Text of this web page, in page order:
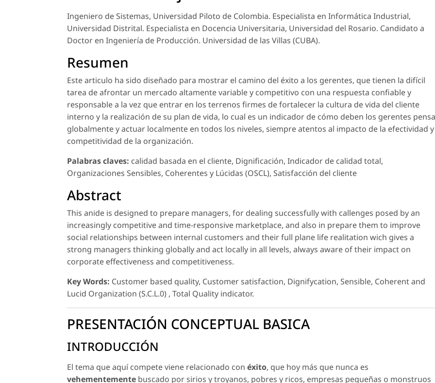
Ingeniero de Sistemas, Universidad Piloto de Colombia. Especialista en Informática Industrial,
Universidad Distrital. Especialista en Docencia Universitaria, Universidad del Rosario. Candidato a
Doctor en Ingeniería de Producción. Universidad de las Villas (CUBA).
Resumen
Este articulo ha sido diseñado para mostrar el camino del éxito a los gerentes, que tienen la difícil
tarea de afrontar un mercado altamente variable y competitivo con una respuesta confiable y
responsable a la vez que entrar en los terrenos firmes de fortalecer la cultura de vida del cliente
interno y la realización de su plan de vida, lo cual es un indicador de cómo deben los gerentes
globalmente y actuar localmente en todos los niveles, siempre atentos al impacto de la efectividad y
competitividad de la organización.
Palabras claves: calidad basada en el cliente, Dignificación, Indicador de calidad total,
Organizaciones Sensibles, Coherentes y Lúcidas (OSCL), Satisfacción del cliente
Abstract
This anide is designed to prepare managers, for dealing successfully with callenges posed by an
increasingly competitive and time-responsive marketplace, and also in prepare them to improve
social relationships between internal customers and their full plane life realitation wich gives a
strong managers thinking globally and act locally in all levels, always aware of their impact on
corporate effectiveness and competitiveness.
Key Words: Customer based quality, Customer satisfaction, Dignifycation, Sensible, Coherent and
Lucid Organization (S.C.L.0) , Total Quality indicator.
PRESENTACIÓN CONCEPTUAL BASICA
INTRODUCCIÓN
El tema que aquí compete viene relacionado con éxito, que hoy más que nunca es
vehementemente buscado por sirios y troyanos, pobres y ricos, empresas pequeñas o monstruos